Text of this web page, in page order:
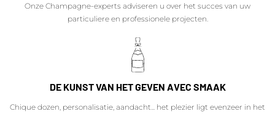
Onze Champagne-experts adviseren u over het succes van uw
particuliere en professionele projecten.
DE KUNST VAN HET GEVEN AVEC SMAAK
Chique dozen, personalisatie, aandacht... het plezier ligt evenzeer in het